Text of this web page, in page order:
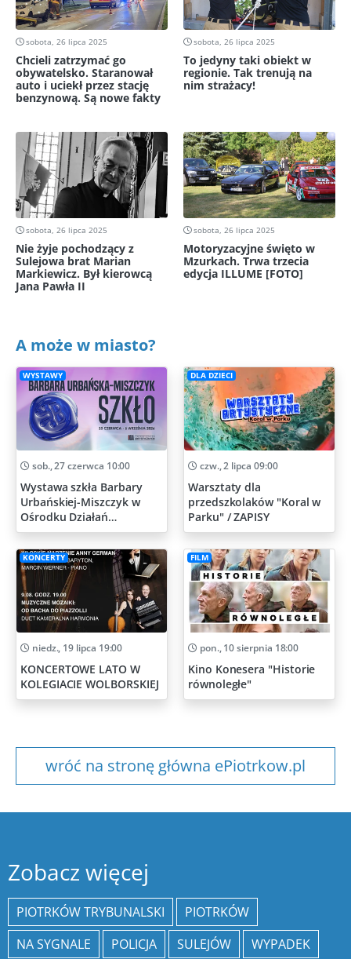
sobota, 26 lipca 2025
Chcieli zatrzymać go
obywatelsko. Staranował
auto i uciekł przez stację
benzynową. Są nowe fakty
sobota, 26 lipca 2025
To jedyny taki obiekt w
regionie. Tak trenują na
nim strażacy!
sobota, 26 lipca 2025
Nie żyje pochodzący z
Sulejowa brat Marian
Markiewicz. Był kierowcą
Jana Pawła II
sobota, 26 lipca 2025
Motoryzacyjne święto w
Mzurkach. Trwa trzecia
edycja ILLUME [FOTO]
A może w miasto?
WYSTAWY
sob., 27 czerwca 10:00
Wystawa szkła Barbary
Urbańskiej-Miszczyk w
Ośrodku Działań
Artystycznych
DLA DZIECI
czw., 2 lipca 09:00
Warsztaty dla
przedszkolaków "Koral w
Parku" / ZAPISY
KONCERTY
niedz., 19 lipca 19:00
KONCERTOWE LATO W
KOLEGIACIE WOLBORSKIEJ
FILM
pon., 10 sierpnia 18:00
Kino Konesera "Historie
równoległe"
wróć na stronę główna ePiotrkow.pl
Zobacz więcej
PIOTRKÓW TRYBUNALSKI
PIOTRKÓW
NA SYGNALE
POLICJA SULEJÓW
WYPADEK